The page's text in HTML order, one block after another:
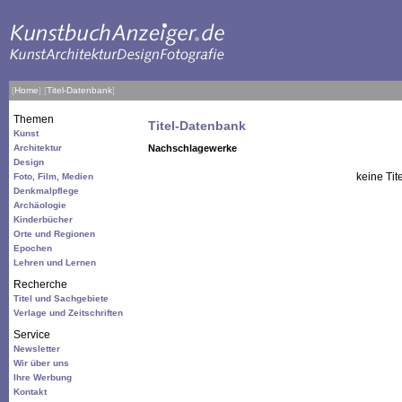
[Home] [Titel-Datenbank]
Themen
Kunst
Architektur
Design
Foto, Film, Medien
Denkmalpflege
Archäologie
Kinderbücher
Orte und Regionen
Epochen
Lehren und Lernen
Recherche
Titel und Sachgebiete
Verlage und Zeitschriften
Service
Newsletter
Wir über uns
Ihre Werbung
Kontakt
Titel-Datenbank
Nachschlagewerke
keine